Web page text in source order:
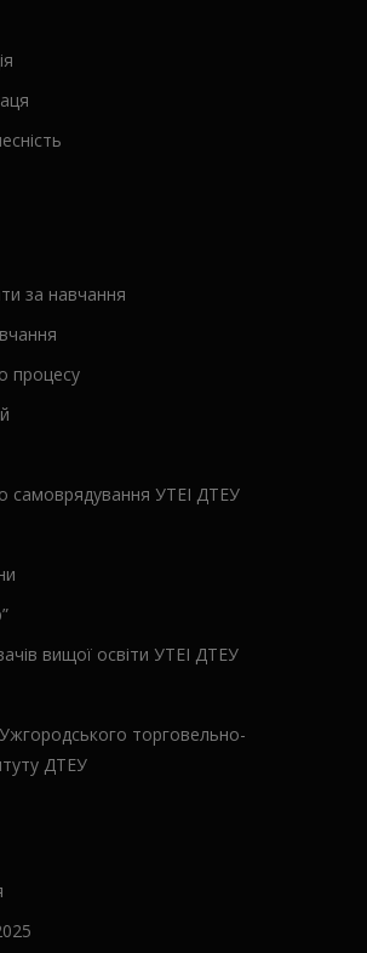
за навчання
процесу
самоврядування УТЕІ ДТЕУ
вищої освіти УТЕІ ДТЕУ
торговельно-
ДТЕУ